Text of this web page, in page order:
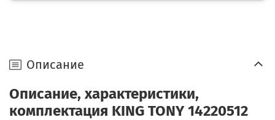
Описание
Описание, характеристики,
комплектация KING TONY 14220512